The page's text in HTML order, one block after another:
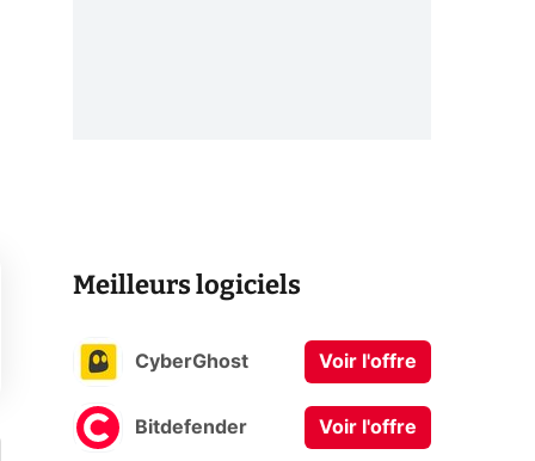
Meilleurs logiciels
CyberGhost Voir l'offre
Bitdefender Voir l'offre